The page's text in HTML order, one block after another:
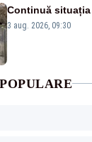
Continuă
3 aug. 2026, 09:30